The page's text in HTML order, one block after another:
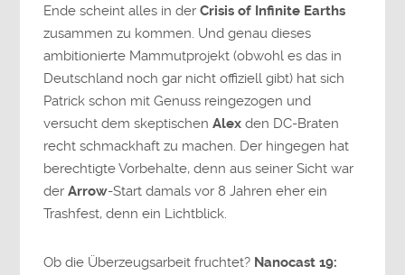
Ende scheint alles in derCrisis of Infinite Earths
zusammen zu kommen. Und genau dieses
ambitionierte Mammutprojekt (obwohl es das in
Deutschland noch gar nicht offiziell gibt) hat sich
Patrick schon mit Genuss reingezogen und
versucht dem skeptischenAlex den DC-Braten
recht schmackhaft zu machen. Der hingegen hat
berechtigte Vorbehalte, denn aus seiner Sicht war
derArrow-Start damals vor 8 Jahren eher ein
Trashfest, denn ein Lichtblick.
Ob die Überzeugsarbeit fruchtet? Nanocast 19: